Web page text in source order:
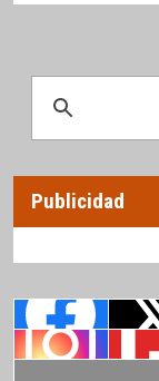
Publicidad